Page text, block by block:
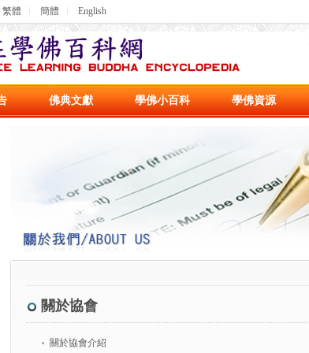
繁體 簡體 English
佛典文獻 學佛小百科 學佛資源
關於協會
關於協會介紹